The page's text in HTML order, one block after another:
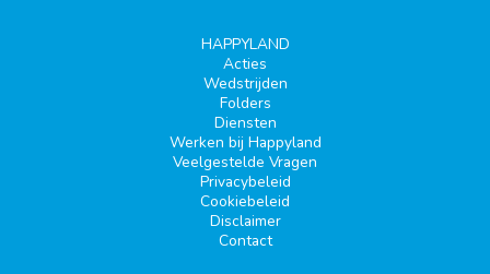
HAPPYLAND
Acties
Wedstrijden
Folders
Diensten
Werken bij Happyland
Veelgestelde Vragen
Privacybeleid
Cookiebeleid
Disclaimer
Contact